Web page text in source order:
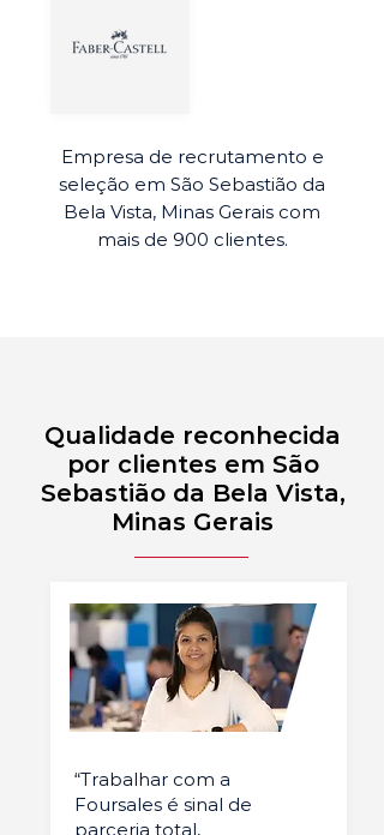
Empresa de recrutamento e
seleção em São Sebastião da
Bela Vista, Minas Gerais com
mais de 900 clientes.
Qualidade reconhecida
por clientes em São
Sebastião da Bela Vista,
Minas Gerais
“Trabalhar com a
Foursales é sinal de
parceria total,